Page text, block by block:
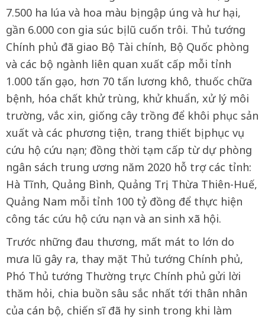
7.500 ha lúa và hoa màu bị ngập úng và hư hại,
gần 6.000 con gia súc bị lũ cuốn trôi. Thủ tướng
Chính phủ đã giao Bộ Tài chính, Bộ Quốc phòng
và các bộ ngành liên quan xuất cấp mỗi tỉnh
1.000 tấn gạo, hơn 70 tấn lương khô, thuốc chữa
bệnh, hóa chất khử trùng, khử khuẩn, xử lý môi
trường, vắc xin, giống cây trồng để khôi phục sản
xuất và các phương tiện, trang thiết bị phục vụ
cứu hộ cứu nạn; đồng thời tạm cấp từ dự phòng
ngân sách trung ương năm 2020 hỗ trợ các tỉnh:
Hà Tĩnh, Quảng Bình, Quảng Trị, Thừa Thiên-Huế,
Quảng Nam mỗi tỉnh 100 tỷ đồng để thực hiện
công tác cứu hộ cứu nạn và an sinh xã hội.
Trước những đau thương, mất mát to lớn do
mưa lũ gây ra, thay mặt Thủ tướng Chính phủ,
Phó Thủ tướng Thường trực Chính phủ gửi lời
thăm hỏi, chia buồn sâu sắc nhất tới thân nhân
của cán bộ, chiến sĩ đã hy sinh trong khi làm